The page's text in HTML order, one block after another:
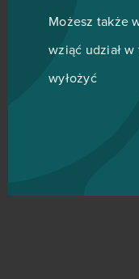
Możesz także
wziąć udział
wyłożyć